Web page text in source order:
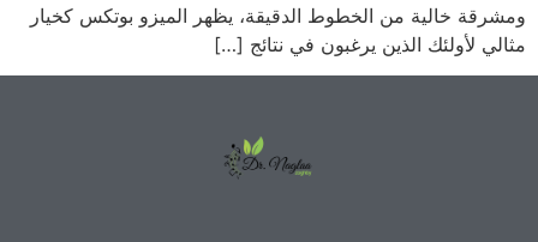
ومشرقة خالية من الخطوط الدقيقة، يظهر الميزو بوتكس كخيار
مثالي لأولئك الذين يرغبون في نتائج […]